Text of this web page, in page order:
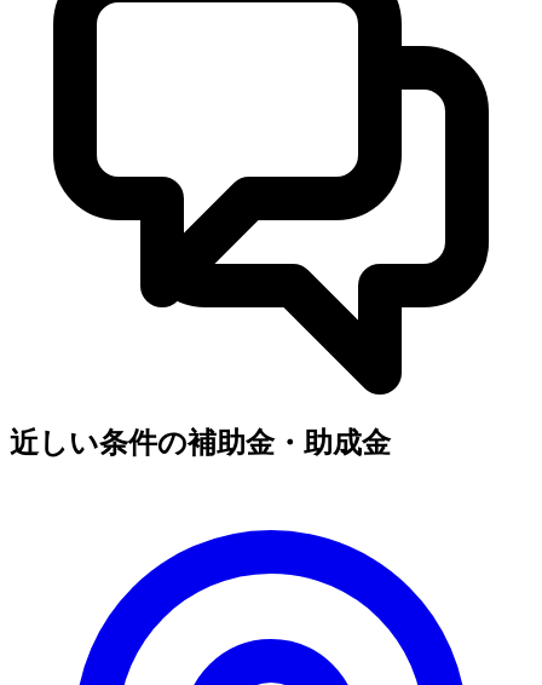
近しい条件の補助金・助成金